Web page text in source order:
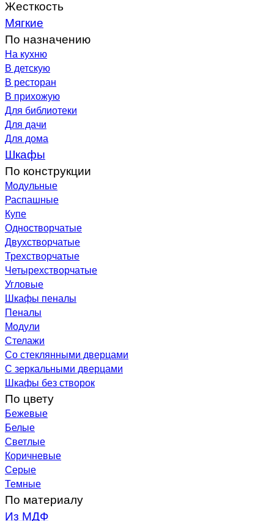
Жесткость
Мягкие
По назначению
На кухню
В детскую
В ресторан
В прихожую
Для библиотеки
Для дачи
Для дома
Шкафы
По конструкции
Модульные
Распашные
Купе
Одностворчатые
Двухстворчатые
Трехстворчатые
Четырехстворчатые
Угловые
Шкафы пеналы
Пеналы
Модули
Стелажи
Со стеклянными дверцами
С зеркальными дверцами
Шкафы без створок
По цвету
Бежевые
Белые
Светлые
Коричневые
Серые
Темные
По материалу
Из МДФ